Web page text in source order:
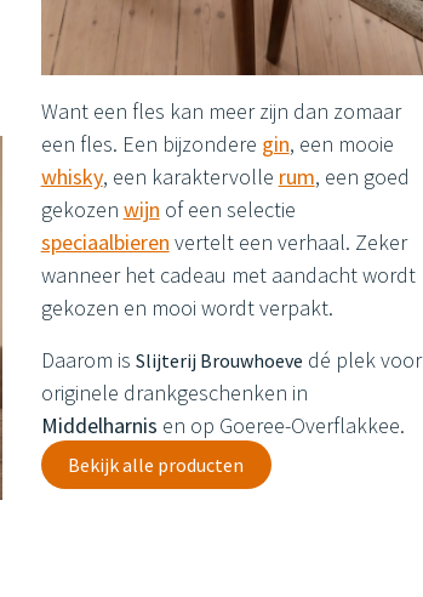
Want een fles kan meer zijn dan zomaar
een fles. Een bijzondere gin, een mooie
whisky, een karaktervolle rum, een goed
gekozen wijn of een selectie
speciaalbieren vertelt een verhaal. Zeker
wanneer het cadeau met aandacht wordt
gekozen en mooi wordt verpakt.
Daarom is Slijterij Brouwhoeve dé plek voor
originele drankgeschenken in
Middelharnis en op Goeree-Overflakkee.
Bekijk alle producten